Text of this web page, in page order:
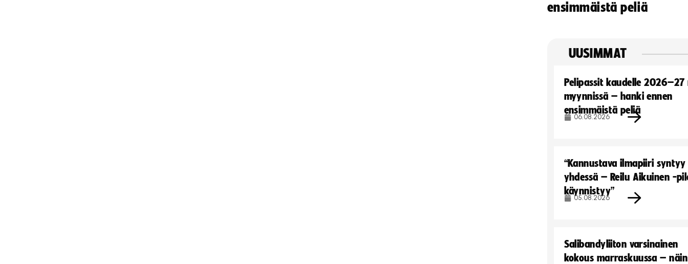
ensimmäistä peliä
UUSIMMAT
Pelipassit kaudelle
myynnissä – hanki ennen
ensimmäistä peliä
06.08.2026
“Kannustava ilmapiiri syntyy
yhdessä – Reilu Aikuinen -
käynnistyy”
05.08.2026
Salibandyliiton varsinainen
kokous marraskuussa – näin